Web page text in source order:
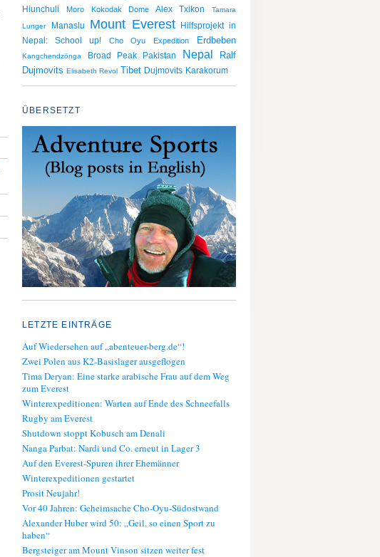
Hiunchuli
Moro Kokodak Dome Alex Txikon Tamara
Lunger Manaslu Mount Everest
Hilfsprojekt in
Nepal: School up!
Cho Oyu Expedition Erdbeben
Kangchendzönga Broad Peak Pakistan Nepal
Ralf
Dujmovits Elisabeth Revol Tibet Dujmovits Karakorum
ÜBERSETZT
LETZTE EINTRÄGE
Auf Wiedersehen auf „abenteuer-berg.de“!
Zwei Polen aus K2-Basislager ausgeflogen
Tima Deryan: Eine starke arabische Frau auf dem Weg
zum Everest
Winterexpeditionen: Warten auf Ende des Schneefalls
Rugby am Everest
Shutdown stoppt Kobusch am Denali
Nanga Parbat: Nardi und Co. erneut in Lager 3
Auf den Everest-Spuren ihrer Ehemänner
Winterexpeditionen gestartet
Prosit Neujahr!
Vor 40 Jahren: Geheimsache Cho-Oyu-Südostwand
Alexander Huber wird 50: „Geil, so einen Sport zu
haben“
Bergsteiger am Mount Vinson sitzen weiter fest